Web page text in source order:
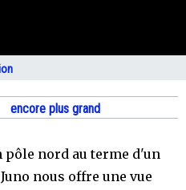
encore plus grand
pôle nord au terme d'un
nous offre une vue